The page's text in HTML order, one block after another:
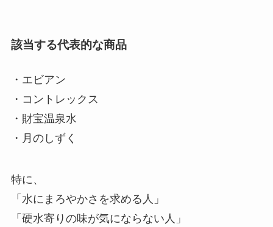
該当する代表的な商品
・エビアン
・コントレックス
・財宝温泉水
・月のしずく
特に、
「水にまろやかさを求める人」
「硬水寄りの味が気にならない人」